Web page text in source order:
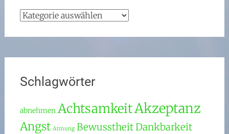
Kategorien
Schlagwörter
abnehmen AchtsamkeitAkzeptanz
Angst Atmung BewusstheitDankbarkeit